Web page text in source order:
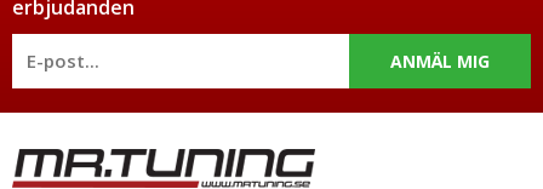
erbjudanden
ANMÄL MIG